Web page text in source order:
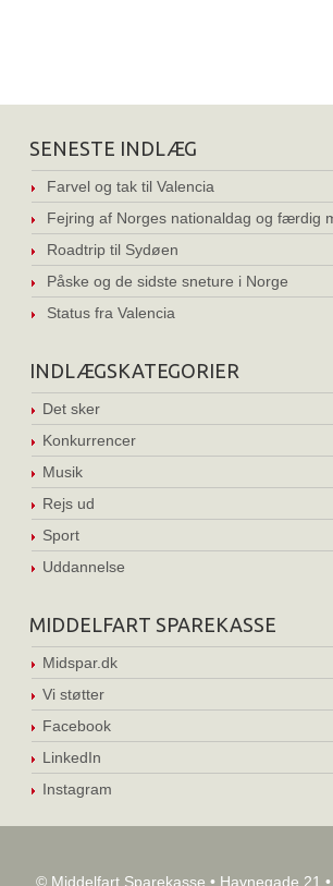
SENESTE INDLÆG
Farvel og tak til Valencia
Fejring af Norges nationaldag og færdig
Roadtrip til Sydøen
Påske og de sidste sneture i Norge
Status fra Valencia
INDLÆGSKATEGORIER
Det sker
Konkurrencer
Musik
Rejs ud
Sport
Uddannelse
MIDDELFART SPAREKASSE
Midspar.dk
Vi støtter
Facebook
LinkedIn
Instagram
© Middelfart Sparekasse • Havnegade 21